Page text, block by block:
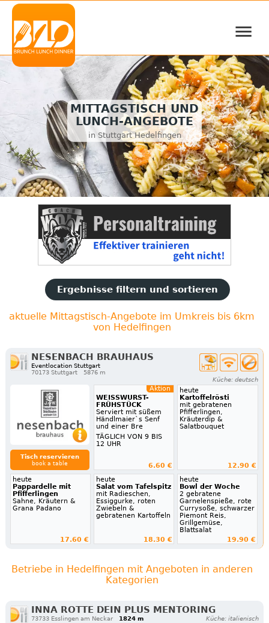
≡
MITTAGSTISCH UND
LUNCH-ANGEBOTE
in Stuttgart Hedelfingen
Ergebnisse filtern und sortieren
aktuelle Mittagstisch-Angebote im Umkreis bis 6km
von Hedelfingen
NESENBACH BRAUHAUS
Eventlocation Stuttgart
70173 Stuttgart
5876 m
Küche: deutsch
Tisch reservieren
book a table
Aktion
WEISSWURST-
FRÜHSTÜCK
Serviert mit süßem
Händlmaier`s Senf
und einer Bre
TÄGLICH VON 9 BIS
12 UHR
6.60 €
heute
Kartoffelrösti
mit gebratenen
Pfifferlingen,
Kräuterdip &
Salatbouquet
12.90 €
heute
Pappardelle mit
Pfifferlingen
Sahne, Kräutern &
Grana Padano
17.60 €
heute
Salat vom Tafelspitz
mit Radieschen,
Essiggurke, roten
Zwiebeln &
gebratenen Kartoffeln
18.30 €
heute
Bowl der Woche
2 gebratene
Garnelenspieße, rote
Currysoße, schwarzer
Piemont Reis,
Grillgemüse,
Blattsalat
19.90 €
Betriebe in Hedelfingen mit Angeboten in anderen
Kategorien
INNA ROTTE DEIN PLUS MENTORING
73733 Esslingen am Neckar 1824 m Küche: italienisch